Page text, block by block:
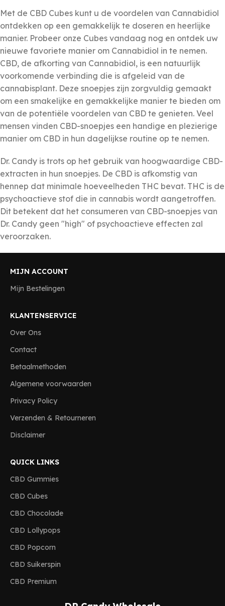
Met de CBD Cubes kunt u de voordelen van Cannabidiol
ontdekken op een gemakkelijk te doseren en heerlijke
manier. Probeer onze Cubes vandaag nog en ontdek uw
nieuwe favoriete manier om Cannabidiol in te nemen.
CBD, de afkorting van Cannabidiol, is een natuurlijk
voorkomende verbinding die is afgeleid van de
cannabisplant. Deze snoepjes zijn zorgvuldig gemaakt
om een smakelijke en gemakkelijke manier te bieden om
van de potentiële voordelen van CBD te genieten. Veel
mensen vinden CBD-snoepjes een handige en plezierige
manier om CBD in hun dagelijkse routine op te nemen.
Dr. Candy is trots op het gebruik van hoogwaardige CBD-
extracten in hun snoepjes. De CBD is afkomstig van
hennep dat minimale hoeveelheden THC bevat. THC is de
psychoactieve stof die in cannabis wordt aangetroffen.
Dit betekent dat het consumeren van CBD-snoepjes van
Dr. Candy geen "high" of psychoactieve effecten zal
veroorzaken.
MIJN ACCOUNT
Mijn Bestelingen
KLANTENSERVICE
Over Ons
Contact
Betaalmethoden
Algemene voorwaarden
Privacy Policy
Verzenden & Retourneren
Disclaimer
QUICK LINKS
CBD Gummies
CBD Cubes
CBD Chocolade
CBD Lollypops
CBD Popcorn
CBD Suikerspin
CBD Premium